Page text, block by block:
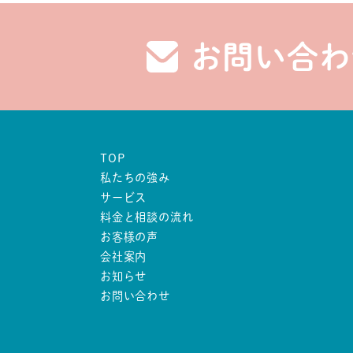
送
お問い合
TOP
私たちの強み
サービス
料金と相談の流れ
お客様の声
会社案内
お知らせ
お問い合わせ